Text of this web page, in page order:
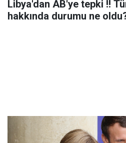
Libya'dan AB'ye tepki !!
hakkında durumu ne